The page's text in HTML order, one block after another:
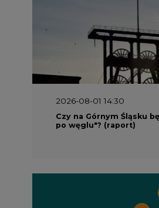
2026-08-01 14:30
Czy na Górnym Śląsku
po węglu"? (raport)